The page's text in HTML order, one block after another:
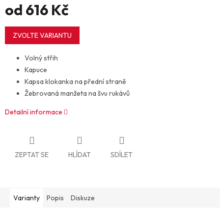
od 616 Kč
Měrná
cena:
ZVOLTE VARIANTU
Volný střih
Kapuce
Kapsa klokanka na přední straně
Žebrovaná manžeta na švu rukávů
Detailní informace
ZEPTAT SE HLÍDAT SDÍLET
Varianty Popis Diskuze